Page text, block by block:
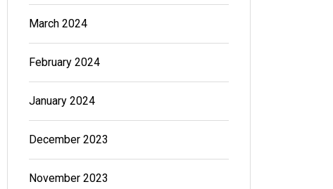
March 2024
February 2024
January 2024
December 2023
November 2023